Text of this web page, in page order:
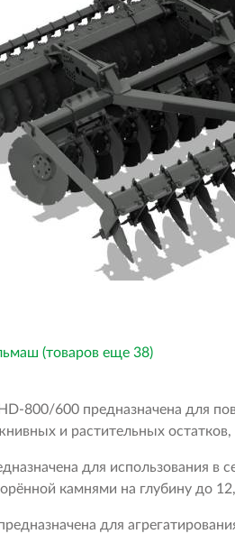
(товаров еще 38)
800/600 предназначена для
и растительных остатков,
для использования в
камнями на глубину до
для